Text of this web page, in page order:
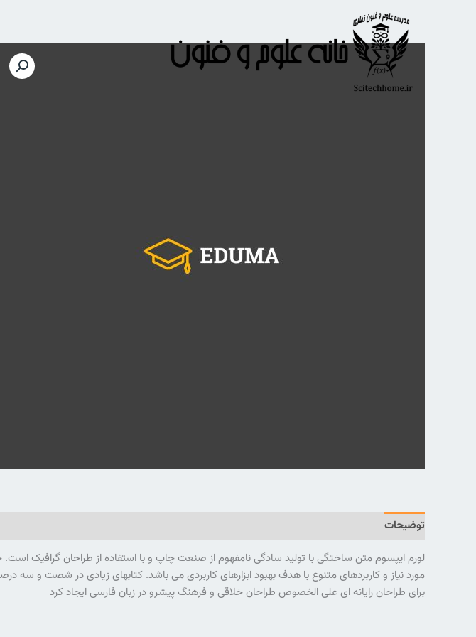
توضیحات
لورم ایپسوم متن ساختگی با تولید سادگی نامفهوم از صنعت چاپ و با استفاده از طراحان گرافیک
مورد نیاز و کاربردهای متنوع با هدف بهبود ابزارهای کاربردی می باشد. کتابهای زیادی در شصت و سه
برای طراحان رایانه ای علی الخصوص طراحان خلاقی و فرهنگ پیشرو در زبان فارسی ایجاد کرد